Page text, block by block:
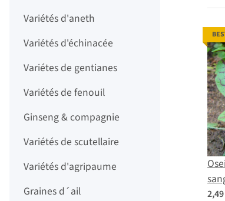
Variétés d'aneth
Variétés d'échinacée
Variétes de gentianes
Variétés de fenouil
Ginseng & compagnie
Variétés de scutellaire
Variétés d'agripaume
Graines d´ail